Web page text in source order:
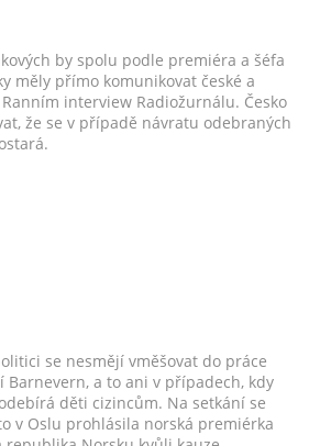
by spolu podle premiéra a šéfa
měly přímo komunikovat české a
interview Radiožurnálu. Česko
že se v případě návratu odebraných
se nesmějí vměšovat do práce
a to ani v případech, kdy
děti cizincům. Na setkání se
v Oslu prohlásila norská premiérka